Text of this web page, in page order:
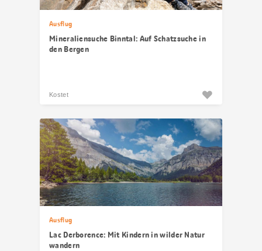
Ausflug
Mineraliensuche Binntal: Auf Schatzsuche in
den Bergen
Kostet
Ausflug
Lac Derborence: Mit Kindern in wilder Natur
wandern